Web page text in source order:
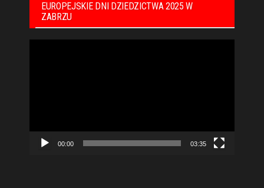
EUROPEJSKIE DNI DZIEDZICTWA 2025 W
ZABRZU
00:00 03:35